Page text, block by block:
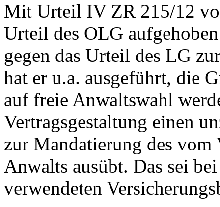
Mit Urteil IV ZR 215/12
Urteil des OLG
gegen das Urteil des LG
hat er u.a. ausgeführt, die
auf freie Anwaltswahl
Vertragsgestaltung einen
zur Mandatierung des vom
Anwalts ausübt. Das sei
verwendeten